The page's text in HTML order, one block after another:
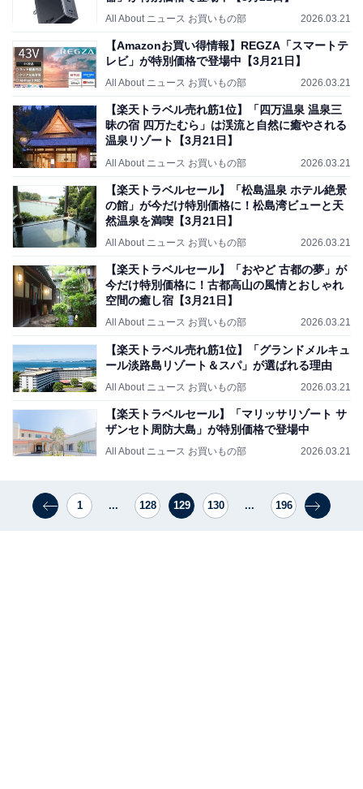
All About ニュース お買いもの部 2026.03.21
【Amazonお買い得情報】REGZA「スマートテ
レビ」が特別価格で登場中【3月21日】
All About ニュース お買いもの部 2026.03.21
【楽天トラベル売れ筋1位】「四万温泉 温泉三
昧の宿 四万たむら」は渓流と自然に癒やされる
温泉リゾート【3月21日】
All About ニュース お買いもの部 2026.03.21
【楽天トラベルセール】「松島温泉 ホテル絶景
の館」が今だけ特別価格に！松島湾ビューと天
然温泉を満喫【3月21日】
All About ニュース お買いもの部 2026.03.21
【楽天トラベルセール】「おやど 古都の夢」が
今だけ特別価格に！古都高山の風情とおしゃれ
空間の癒し宿【3月21日】
All About ニュース お買いもの部 2026.03.21
【楽天トラベル売れ筋1位】「グランドメルキュ
ール淡路島リゾート＆スパ」が選ばれる理由
All About ニュース お買いもの部 2026.03.21
【楽天トラベルセール】「マリッサリゾート サ
ザンセト周防大島」が特別価格で登場中
All About ニュース お買いもの部 2026.03.21
1 ... 128 129 130 ... 196